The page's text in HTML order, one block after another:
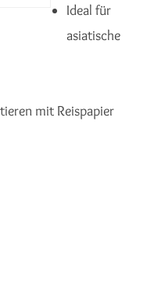
Ideal für
asiatische
mit Reispapier